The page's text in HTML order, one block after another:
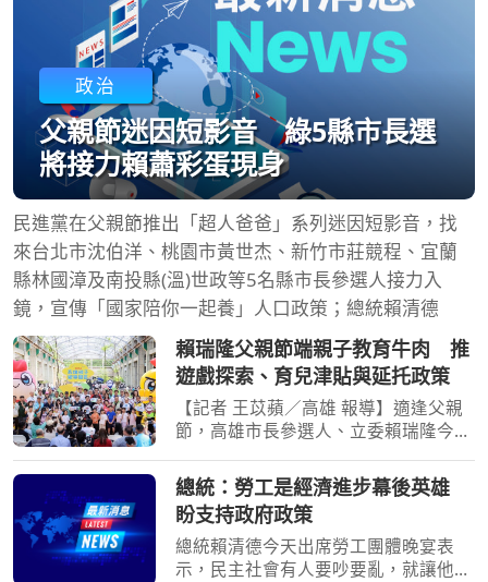
政治
父親節迷因短影音 綠5縣市長選
將接力賴蕭彩蛋現身
民進黨在父親節推出「超人爸爸」系列迷因短影音，找
來台北市沈伯洋、桃園市黃世杰、新竹市莊競程、宜蘭
縣林國漳及南投縣(溫)世政等5名縣市長參選人接力入
鏡，宣傳「國家陪你一起養」人口政策；總統賴清德
賴瑞隆父親節端親子教育牛肉 推
遊戲探索、育兒津貼與延托政策
【記者 王苡蘋／高雄 報導】適逢父親
節，高雄市長參選人、立委賴瑞隆今
禮，與大小朋友體驗園區設施，並向爸
爸及代父職者送上節日祝福。繼日前提
出「2030雙語之都」七大
總統：勞工是經濟進步幕後英雄
盼支持政府政策
總統賴清德今天出席勞工團體晚宴表
示，民主社會有人要吵要亂，就讓他們